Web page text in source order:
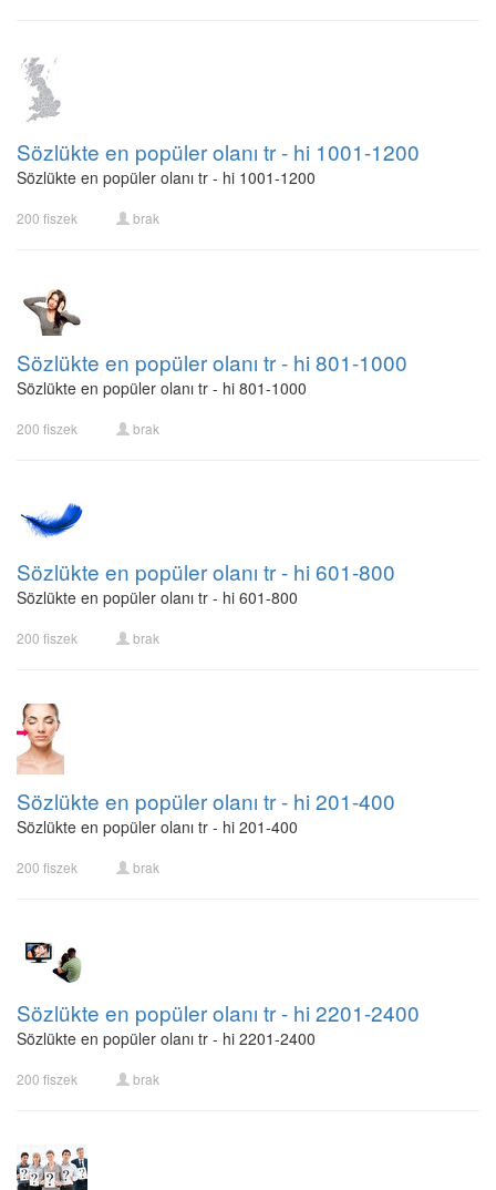
Sözlükte en popüler olanı tr - hi 1001-1200
Sözlükte en popüler olanı tr - hi 1001-1200
200 fiszek brak
Sözlükte en popüler olanı tr - hi 801-1000
Sözlükte en popüler olanı tr - hi 801-1000
200 fiszek brak
Sözlükte en popüler olanı tr - hi 601-800
Sözlükte en popüler olanı tr - hi 601-800
200 fiszek brak
Sözlükte en popüler olanı tr - hi 201-400
Sözlükte en popüler olanı tr - hi 201-400
200 fiszek brak
Sözlükte en popüler olanı tr - hi 2201-2400
Sözlükte en popüler olanı tr - hi 2201-2400
200 fiszek brak